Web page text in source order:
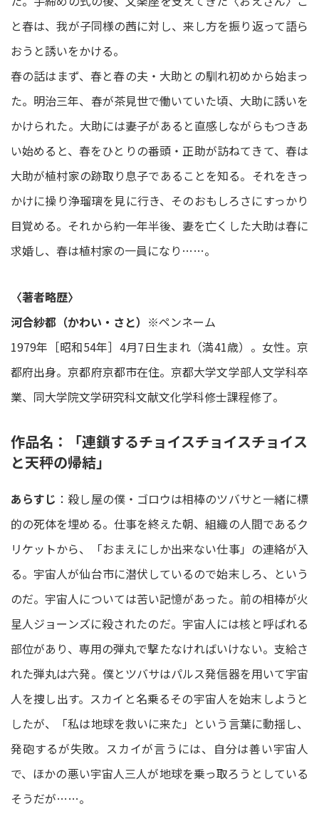
と春は、我が子同様の茜に対し、来し方を振り返って語ら
おうと誘いをかける。
春の話はまず、春と春の夫・大助との馴れ初めから始まっ
た。明治三年、春が茶見世で働いていた頃、大助に誘いを
かけられた。大助には妻子があると直感しながらもつきあ
い始めると、春をひとりの番頭・正助が訪ねてきて、春は
大助が植村家の跡取り息子であることを知る。それをきっ
かけに操り浄瑠璃を見に行き、そのおもしろさにすっかり
目覚める。それから約一年半後、妻を亡くした大助は春に
求婚し、春は植村家の一員になり……。
〈著者略歴〉
河合紗都（かわい・さと） ※ペンネーム
1979年［昭和54年］4月7日生まれ（満41歳）。女性。京
都府出身。京都府京都市在住。京都大学文学部人文学科卒
業、同大学院文学研究科文献文化学科修士課程修了。
作品名：「連鎖するチョイスチョイスチョイス
と天秤の帰結」
あらすじ ：殺し屋の僕・ゴロウは相棒のツバサと一緒に標
的の死体を埋める。仕事を終えた朝、組織の人間であるク
リケットから、「おまえにしか出来ない仕事」の連絡が入
る。宇宙人が仙台市に潜伏しているので始末しろ、という
のだ。宇宙人については苦い記憶があった。前の相棒が火
星人ジョーンズに殺されたのだ。宇宙人には核と呼ばれる
部位があり、専用の弾丸で撃たなければいけない。支給さ
れた弾丸は六発。僕とツバサはパルス発信器を用いて宇宙
人を捜し出す。スカイと名乗るその宇宙人を始末しようと
したが、「私は地球を救いに来た」という言葉に動揺し、
発砲するが失敗。スカイが言うには、自分は善い宇宙人
で、ほかの悪い宇宙人三人が地球を乗っ取ろうとしている
そうだが……。